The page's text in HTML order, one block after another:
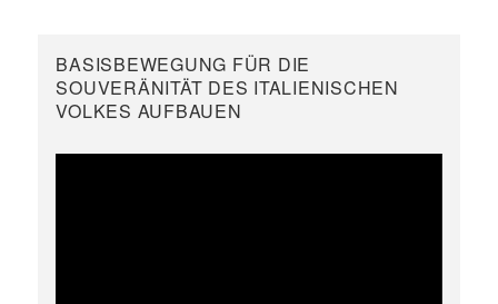
BASISBEWEGUNG FÜR DIE
SOUVERÄNITÄT DES ITALIENISCHEN
VOLKES AUFBAUEN